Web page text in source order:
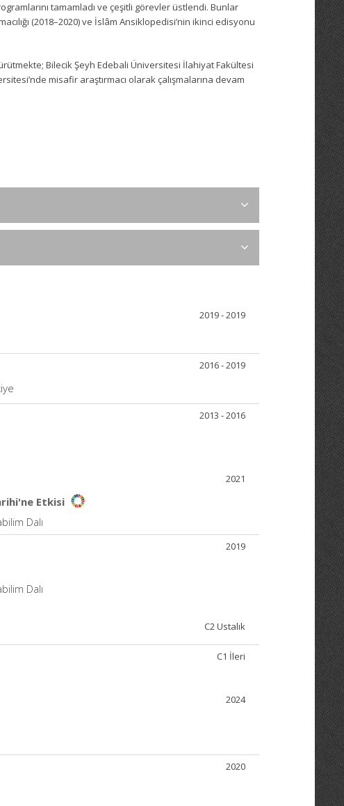
tamamladı ve çeşitli görevler üstlendi. Bunlar
(2018–2020) ve İslâm Ansiklopedisi’nin ikinci edisyonu
Bilecik Şeyh Edebali Üniversitesi İlahiyat Fakültesi
misafir araştırmacı olarak çalışmalarına devam
2019 - 2019
2016 - 2019
2013 - 2016
2021
Etkisi
Dalı
2019
Dalı
C2 Ustalık
C1 İleri
2024
2020